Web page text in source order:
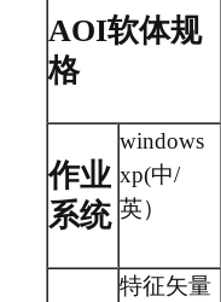
AOI软体规
格
作业
系统
windows
xp(中/
英）
特征矢量